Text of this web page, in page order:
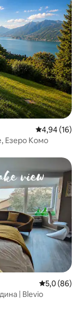
Просечна
4,94 (16)
Езеро Комо
Просечна
5,0 (86)
| Blevio